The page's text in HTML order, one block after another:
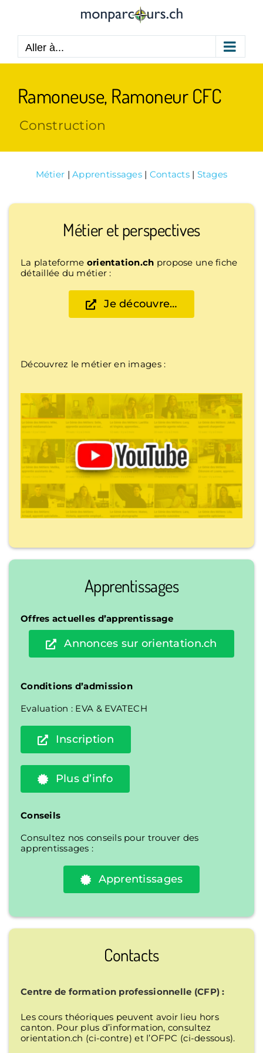
contenuAller à...
Ramoneuse, Ramoneur CFC
Construction
Métier |Apprentissages| Contacts| Stages
Métier et perspectives
La plateforme orientation.ch propose une fiche
détaillée du métier :
Je découvre…
Découvrez le métier en images :
Apprentissages
Offres actuelles d’apprentissage
Annonces sur orientation.ch
Conditions d’admission
Evaluation : EVA & EVATECH
Inscription
Plus d’info
Conseils
Consultez nos conseils pour trouver des
apprentissages :
Apprentissages
Contacts
Centre de formation professionnelle (CFP) :
Les cours théoriques peuvent avoir lieu hors
canton. Pour plus d’information, consultez
orientation.ch (ci-contre) et l’OFPC (ci-dessous).